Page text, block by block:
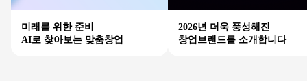
미래를 위한 준비
AI로 찾아보는 맞춤창업
2026년 더욱 풍성해진
창업브랜드를 소개합니다